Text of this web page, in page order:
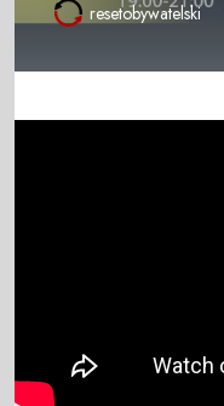
resetobywatelski